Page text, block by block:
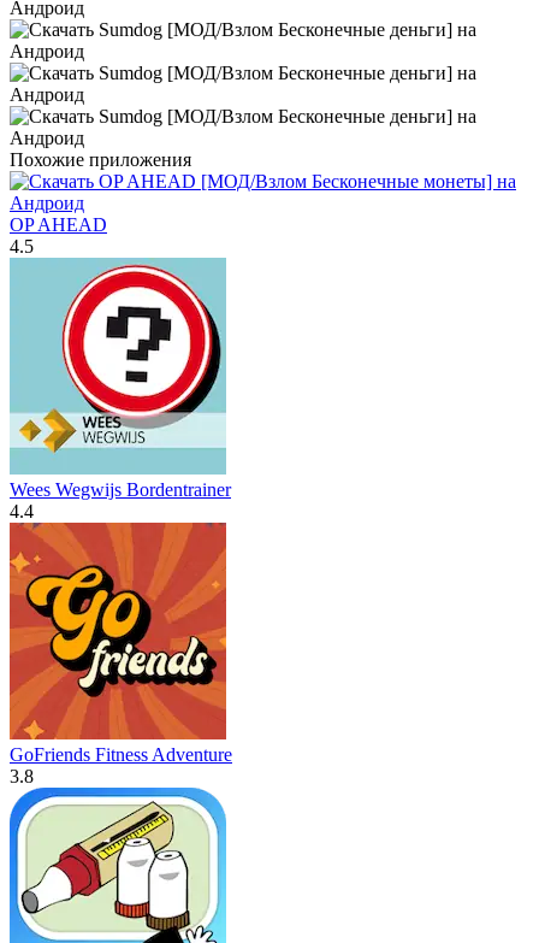
Похожие приложения
OP AHEAD
4.5
Wees Wegwijs Bordentrainer
4.4
GoFriends Fitness Adventure
3.8